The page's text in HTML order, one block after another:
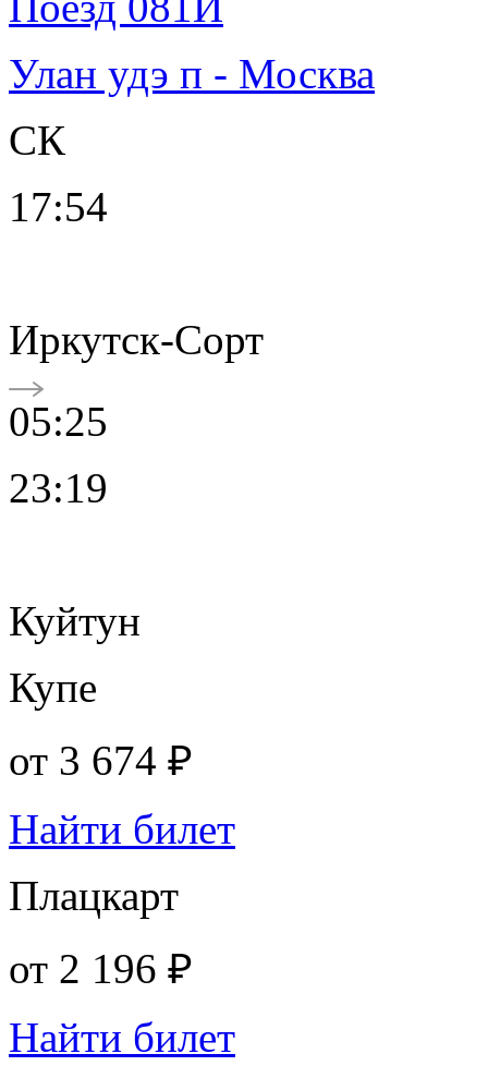
Улан удэ п - Москва
СК
17:54
Иркутск-Сорт
05:25
23:19
Куйтун
Купе
от 3 674 ₽
Найти билет
Плацкарт
от 2 196 ₽
Найти билет